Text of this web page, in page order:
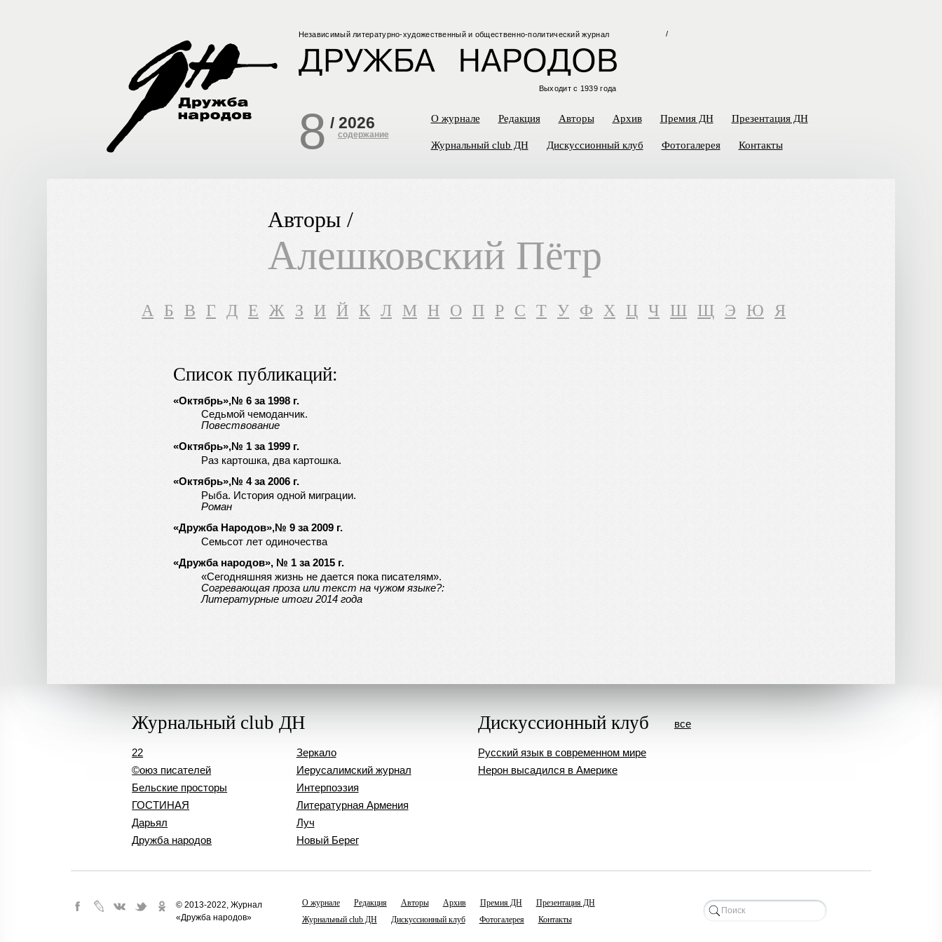
Независимый литературно-художественный и общественно-политический журнал
Выходит с 1939 года
/
8 / 2026
содержание
О журнале Редакция Авторы Архив Премия ДН Презентация ДН
Журнальный club ДН Дискуссионный клуб Фотогалерея Контакты
Авторы /
Алешковский Пётр
A Б В Г Д Е Ж З И Й К Л М Н О П Р С Т У Ф Х Ц Ч Ш Щ Э Ю Я
Список публикаций:
«Октябрь»,№ 6 за 1998 г.
Седьмой чемоданчик.
Повествование
«Октябрь»,№ 1 за 1999 г.
Раз картошка, два картошка.
«Октябрь»,№ 4 за 2006 г.
Рыба. История одной миграции.
Роман
«Дружба Народов»,№ 9 за 2009 г.
Семьсот лет одиночества
«Дружба народов», № 1 за 2015 г.
«Сегодняшняя жизнь не дается пока писателям».
Согревающая проза или текст на чужом языке?:
Литературные итоги 2014 года
Журнальный club ДН
22
©оюз писателей
Бельские просторы
ГОСТИНАЯ
Дарьял
Дружба народов
Зеркало
Иерусалимский журнал
Интерпоэзия
Литературная Армения
Луч
Новый Берег
Дискуссионный клуб
Русский язык в современном мире
Нерон высадился в Америке
все
© 2013-2022, Журнал
«Дружба народов»
О журнале Редакция Авторы Архив Премия ДН
Презентация ДН
Журнальный club ДН
Дискуссионный клуб Фотогалерея Контакты